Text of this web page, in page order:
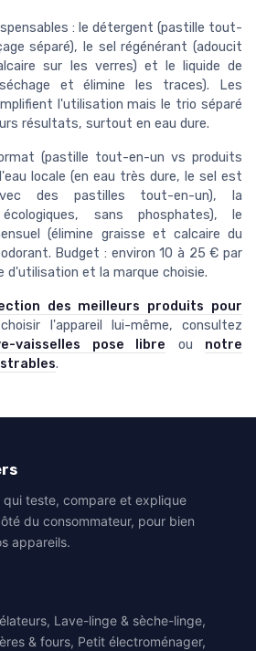
: le détergent (pastille tout-
séparé), le sel régénérant (adoucit
sur les verres) et le liquide de
et élimine les traces). Les
l'utilisation mais le trio séparé
résultats, surtout en eau dure.
(pastille tout-en-un vs produits
locale (en eau très dure, le sel est
des pastilles tout-en-un), la
sans phosphates), le
(élimine graisse et calcaire du
Budget : environ 10 à 25 € par
d'utilisation et la marque choisie.
des meilleurs produits pour
l'appareil lui-même, consultez
vaisselles pose libre ou notre
.
teste, compare et explique
du consommateur, pour bien
appareils.
Lave-linge & sèche-linge,
& fours, Petit électroménager,